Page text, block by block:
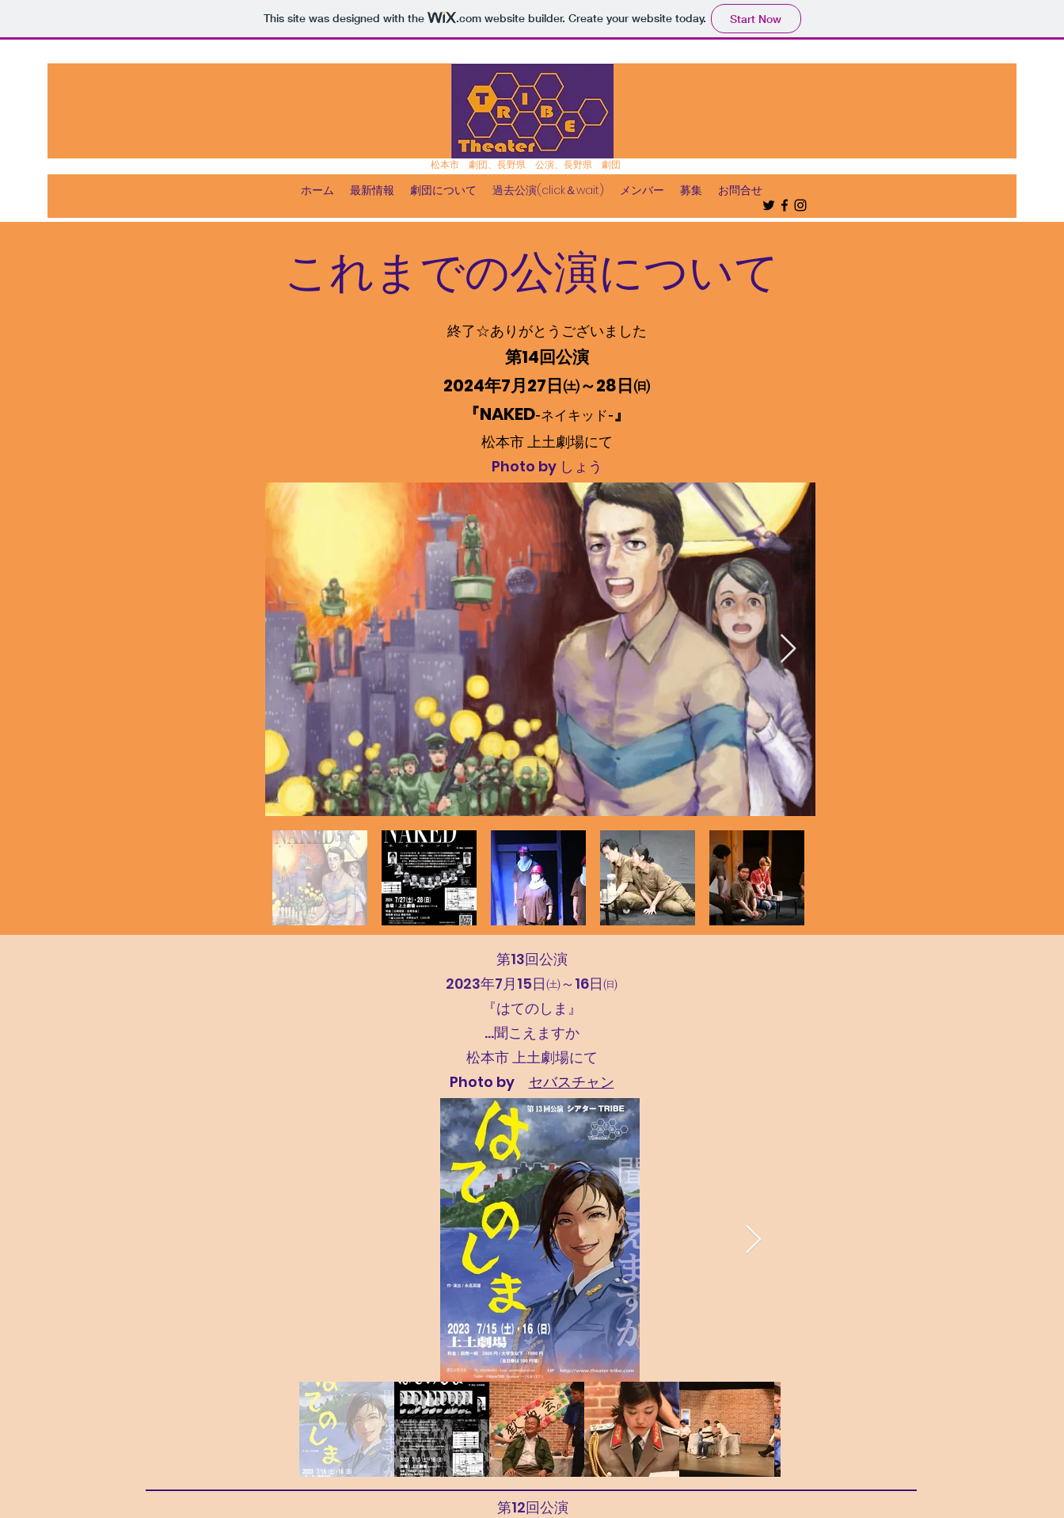
This site was designed with the .comwebsite builder. Create your website today. Start Now
松本市 劇団、長野県 公演、長野県 劇団
ホーム 最新情報 劇団について 過去公演(click＆wait) メンバー 募集 お問合せ
これまでの公演について
終了☆ありがとうございました
第14回公演
2024年7月27日㈯～28日㈰
『NAKED‐ネイキッド‐』
松本市 上土劇場にて
Photo by しょう
第13回公演
2023年7月15日㈯～16日㈰
『はてのしま』
​…聞こえますか
松本市 上土劇場にて
Photo by セバスチャン
第12回公演